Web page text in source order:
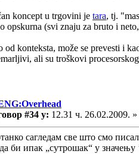
koncept u trgovini je tara, tj.
opskurna (svi znaju za bruto i
od konteksta, može se prevesti i
ali su troškovi
#34 у: 12.31 ч. 26.02.2009. »
сагледам све што смо
би ипак „сутрошак“ у значењу